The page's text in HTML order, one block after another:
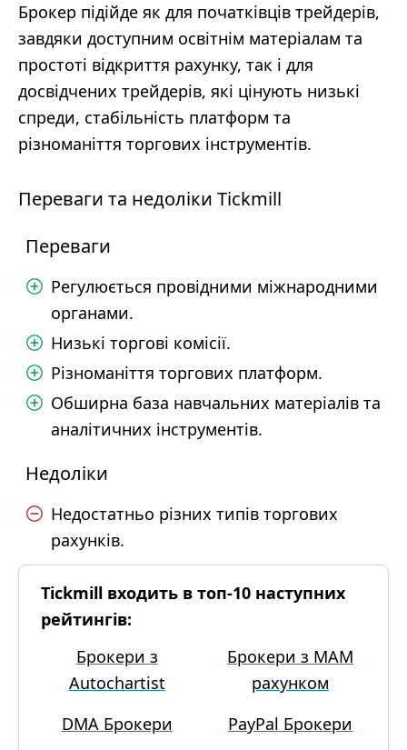
Брокер підійде як для початківців трейдерів,
завдяки доступним освітнім матеріалам та
простоті відкриття рахунку, так і для
досвідчених трейдерів, які цінують низькі
спреди, стабільність платформ та
різноманіття торгових інструментів.
Переваги та недоліки Tickmill
Переваги
Регулюється провідними міжнародними
органами.
Низькі торгові комісії.
Різноманіття торгових платформ.
Обширна база навчальних матеріалів та
аналітичних інструментів.
Недоліки
Недостатньо різних типів торгових
рахунків.
Tickmill входить в топ-10 наступних
рейтингів:
Брокери з
Autochartist
Брокери з MAM
рахунком
DMA Брокери
PayPal Брокери